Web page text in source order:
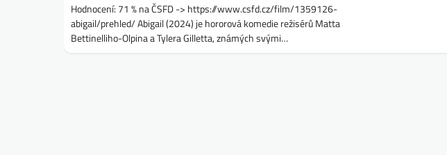
Hodnocení: 71 % na ČSFD -> https://www.csfd.cz/film/1359126-
abigail/prehled/ Abigail (2024) je hororová komedie režisérů Matta
Bettinelliho-Olpina a Tylera Gilletta, známých svými…